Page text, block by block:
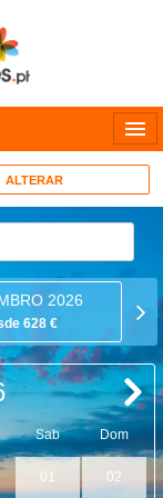
ALTERAR
2026
628 €
Sab Dom
01 02